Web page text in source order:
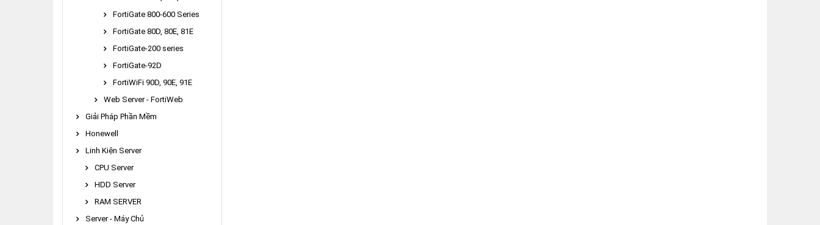
FortiGate 800-600 Series
FortiGate 80D, 80E, 81E
FortiGate-200 series
FortiGate-92D
FortiWiFi 90D, 90E, 91E
Web Server - FortiWeb
Giải Pháp Phần Mềm
Honewell
Linh Kiện Server
CPU Server
HDD Server
RAM SERVER
Server - Máy Chủ